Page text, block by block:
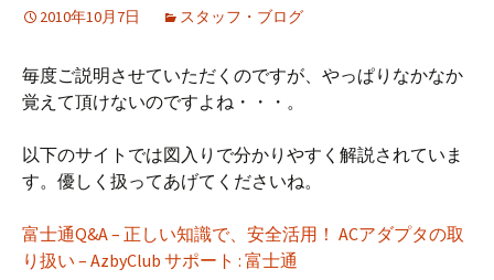
2010年10月7日 スタッフ・ブログ
毎度ご説明させていただくのですが、やっぱりなかなか
覚えて頂けないのですよね・・・。
以下のサイトでは図入りで分かりやすく解説されていま
す。優しく扱ってあげてくださいね。
富士通Q&A – 正しい知識で、安全活用！ ACアダプタの取
り扱い – AzbyClub サポート : 富士通